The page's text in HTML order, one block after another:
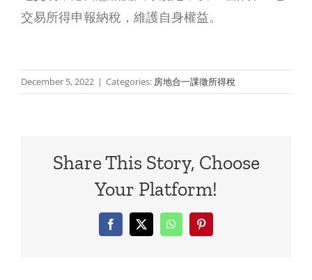
交易所得申報納稅，維護自身權益。
December 5, 2022 | Categories: 房地合一課徵所得稅
Share This Story, Choose
Your Platform!
Facebook
X WhatsAppPinterest
房
是
送
母
贊
助